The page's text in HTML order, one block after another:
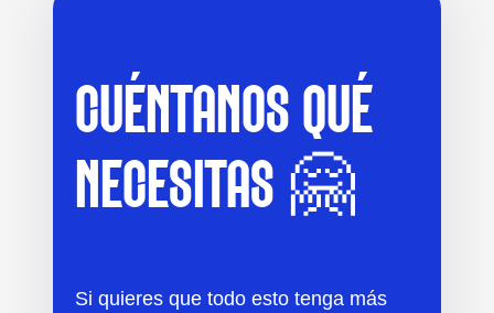
CUÉNTANOS QUÉ
NECESITAS 🤗
Si quieres que todo esto tenga más